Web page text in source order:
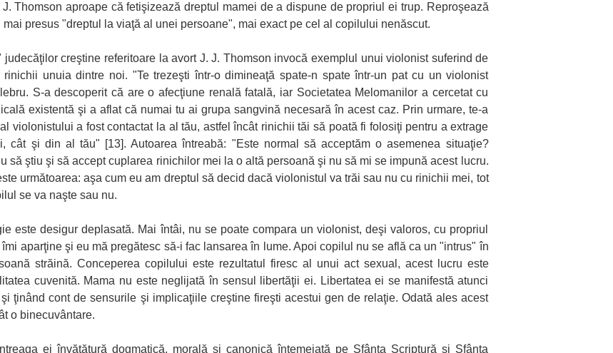
Thomson aproape că fetişizează dreptul mamei de a dispune de propriul ei trup. Reproşează
presus "dreptul la viaţă al unei persoane", mai exact pe cel al copilului nenăscut.
creştine referitoare la avort J. J. Thomson invocă exemplul unui violonist suferind de
unuia dintre noi. "Te trezeşti într-o dimineaţă spate-n spate într-un pat cu un violonist
S-a descoperit că are o afecţiune renală fatală, iar Societatea Melomanilor a cercetat cu
existentă şi a aflat că numai tu ai grupa sangvină necesară în acest caz. Prin urmare, te-a
violonistului a fost contactat la al tău, astfel încât rinichii tăi să poată fi folosiţi pentru a extrage
cât şi din al tău" [13]. Autoarea întreabă: "Este normal să acceptăm o asemenea situaţie?
să ştiu şi să accept cuplarea rinichilor mei la o altă persoană şi nu să mi se impună acest lucru.
următoarea: aşa cum eu am dreptul să decid dacă violonistul va trăi sau nu cu rinichii mei, tot
se va naşte sau nu.
este desigur deplasată. Mai întâi, nu se poate compara un violonist, deşi valoros, cu propriul
aparţine şi eu mă pregătesc să-i fac lansarea în lume. Apoi copilul nu se află ca un "intrus" în
străină. Conceperea copilului este rezultatul firesc al unui act sexual, acest lucru este
cuvenită. Mama nu este neglijată în sensul libertăţii ei. Libertatea ei se manifestă atunci
ţinând cont de sensurile şi implicaţiile creştine fireşti acestui gen de relaţie. Odată ales acest
o binecuvântare.
ei învăţătură dogmatică, morală şi canonică întemeiată pe Sfânta Scriptură şi Sfânta